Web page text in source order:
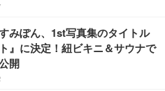
みぽん、1st写真集のタイトル
』に決定！紐ビキニ＆サウナで
開